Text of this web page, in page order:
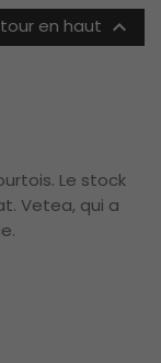
en haut 
Le stock
Vetea, qui a